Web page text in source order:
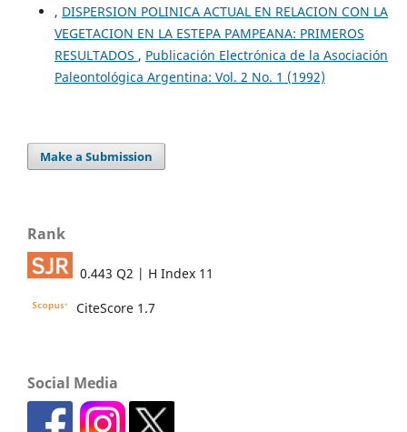
, DISPERSION POLINICA ACTUAL EN RELACION CON LA
VEGETACION EN LA ESTEPA PAMPEANA: PRIMEROS
RESULTADOS , Publicación Electrónica de la Asociación
Paleontológica Argentina: Vol. 2 No. 1 (1992)
Make a Submission
Rank
0.443 Q2 | H Index 11
CiteScore 1.7
Social Media